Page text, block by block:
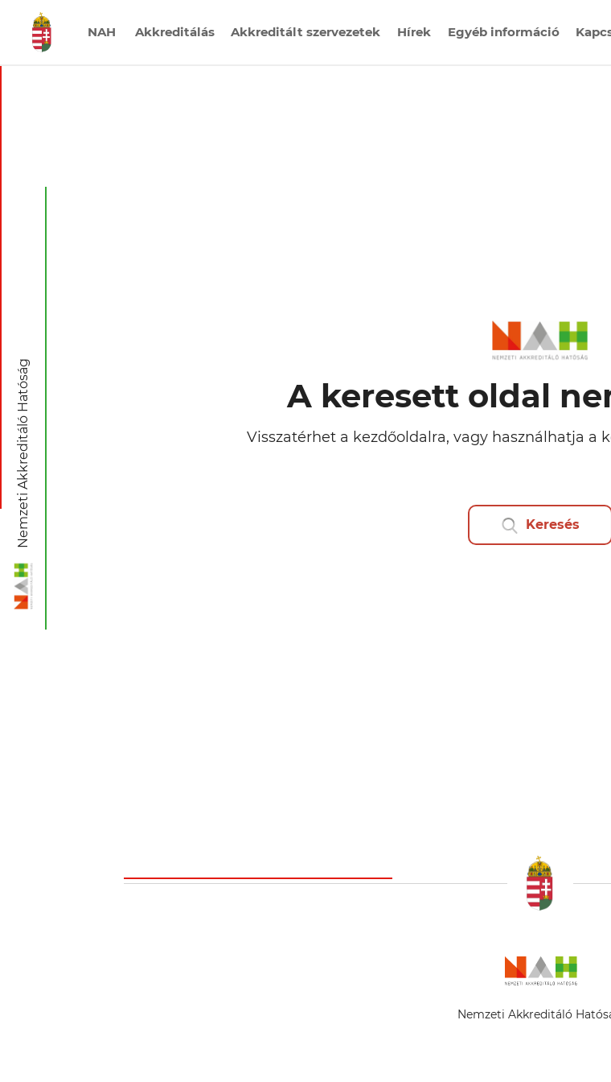
NAH Akkreditálás Akkreditált szervezetek Hírek Egyéb információ
Nemzeti Akkreditáló Hatóság A keresett oldal
Visszatérhet a kezdőoldalra, vagy használhatja a
Keresés
Nemzeti Akkreditáló